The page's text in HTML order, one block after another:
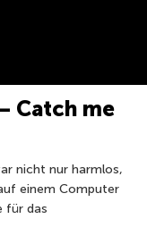
Catch me
nicht nur harmlos,
einem Computer
für das